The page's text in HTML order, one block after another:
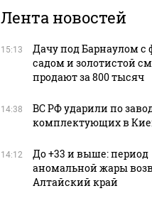
Лента новостей
15:13
Дачу под Барнаулом с
садом и золотистой
продают за 800 тысяч
14:38
ВС РФ ударили по
комплектующих в
14:12
До +33 и выше: период
аномальной жары
Алтайский край